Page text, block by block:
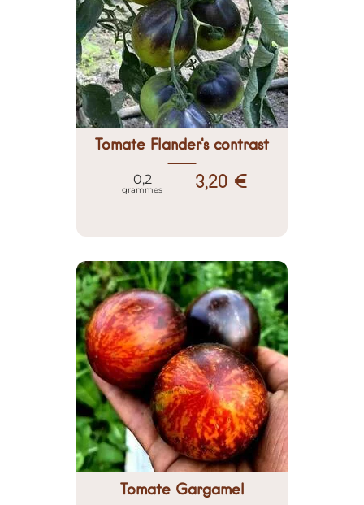
Tomate Flander's contrast
0,2
grammes 3,20 €
Tomate Gargamel